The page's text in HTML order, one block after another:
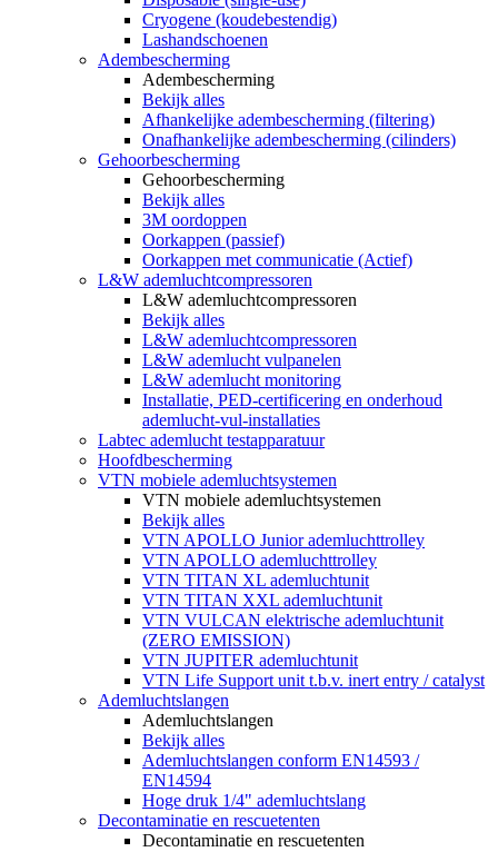
Cryogene (koudebestendig)
Lashandschoenen
Adembescherming
Adembescherming
Bekijk alles
Afhankelijke adembescherming (filtering)
Onafhankelijke adembescherming (cilinders)
Gehoorbescherming
Gehoorbescherming
Bekijk alles
3M oordoppen
Oorkappen (passief)
Oorkappen met communicatie (Actief)
L&W ademluchtcompressoren
L&W ademluchtcompressoren
Bekijk alles
L&W ademluchtcompressoren
L&W ademlucht vulpanelen
L&W ademlucht monitoring
Installatie, PED-certificering en onderhoud
ademlucht-vul-installaties
Labtec ademlucht testapparatuur
Hoofdbescherming
VTN mobiele ademluchtsystemen
VTN mobiele ademluchtsystemen
Bekijk alles
VTN APOLLO Junior ademluchttrolley
VTN APOLLO ademluchttrolley
VTN TITAN XL ademluchtunit
VTN TITAN XXL ademluchtunit
VTN VULCAN elektrische ademluchtunit
(ZERO EMISSION)
VTN JUPITER ademluchtunit
VTN Life Support unit t.b.v. inert entry / catalyst
Ademluchtslangen
Ademluchtslangen
Bekijk alles
Ademluchtslangen conform EN14593 /
EN14594
Hoge druk 1/4" ademluchtslang
Decontaminatie en rescuetenten
Decontaminatie en rescuetenten